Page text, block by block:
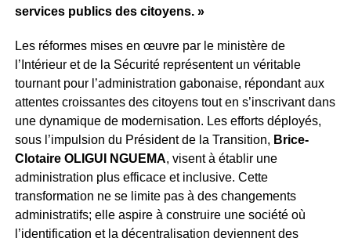
services publics des citoyens. »
Les réformes mises en œuvre par le ministère de
l’Intérieur et de la Sécurité représentent un véritable
tournant pour l’administration gabonaise, répondant aux
attentes croissantes des citoyens tout en s’inscrivant dans
une dynamique de modernisation. Les efforts déployés,
sous l’impulsion du Président de la Transition, Brice-
Clotaire OLIGUI NGUEMA, visent à établir une
administration plus efficace et inclusive. Cette
transformation ne se limite pas à des changements
administratifs; elle aspire à construire une société où
l’identification et la décentralisation deviennent des